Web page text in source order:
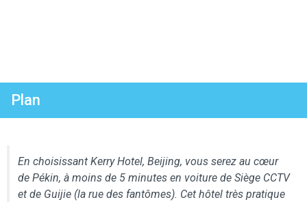
Plan
En choisissant Kerry Hotel, Beijing, vous serez au cœur
de Pékin, à moins de 5 minutes en voiture de Siège CCTV
et de Guijie (la rue des fantômes). Cet hôtel très pratique